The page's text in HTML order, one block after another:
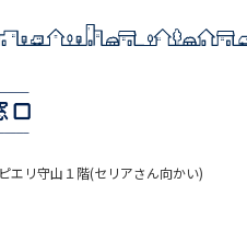
エリ守山１階(セリアさん向かい)